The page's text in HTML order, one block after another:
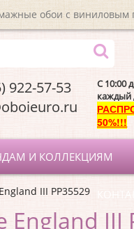
обои с виниловым
922-57-53
C 10:00
каждый
50%!!!
И КОЛЛЕКЦИЯМ
III PP35529
III